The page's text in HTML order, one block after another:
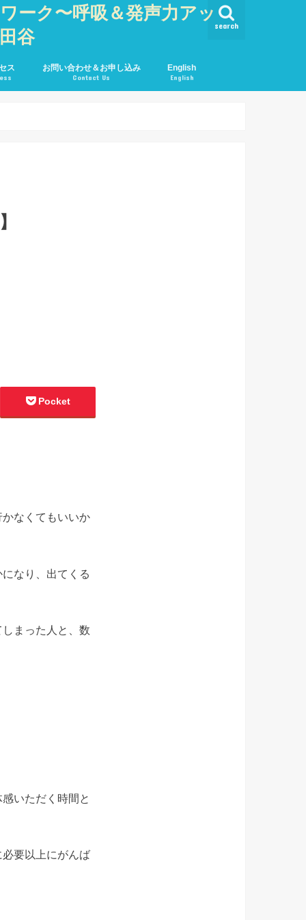
ーク〜呼吸＆発声力アッ
田谷
search
ス お問い合わせ＆お申し込み
Contact Us
English
English
Pocket
なくてもいいか
なり、出てくる
まった人と、数
いただく時間と
要以上にがんば